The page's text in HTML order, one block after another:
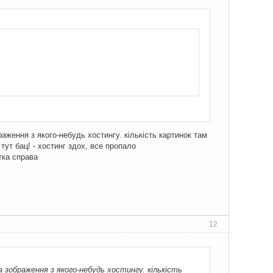
з якого-небудь хостингу. кількість картинок там
бац! - хостинг здох, все пропало
справа
12
з якого-небудь хостингу. кількість